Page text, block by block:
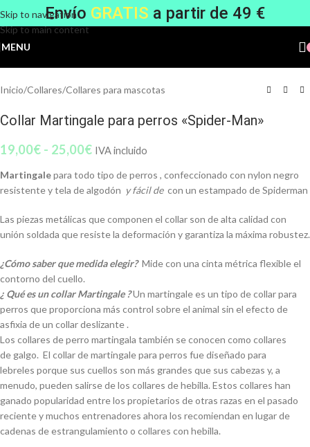
Skip to navigation
Skip to main content
Envío GRATIS a partir de 49 €
MENU
Inicio/Collares/Collares para mascotas
Collar Martingale para perros «Spider-Man»
19,00€ - 25,00€ IVA incluido
Martingalepara todo tipo de perros , confeccionado con nylon negro
resistente y tela de algodón y fácil de con un estampado de Spiderman
Las piezas metálicas que componen el collar son de alta calidad con
unión soldada que resiste la deformación y garantiza la máxima robustez.
¿Cómo saber que medida elegir? Mide con una cinta métrica flexible el
contorno del cuello.
¿ Qué es un collar Martingale ?Un martingale es un tipo de collar para
perros que proporciona más control sobre el animal sin el efecto de
asfixia de un collar deslizante .
Los collares de perro martingala también se conocen como collares
de galgo. El collar de martingale para perros fue diseñado para
lebreles porque sus cuellos son más grandes que sus cabezas y, a
menudo, pueden salirse de los collares de hebilla. Estos collares han
ganado popularidad entre los propietarios de otras razas en el pasado
reciente y muchos entrenadores ahora los recomiendan en lugar de
cadenas de estrangulamiento o collares con hebilla.